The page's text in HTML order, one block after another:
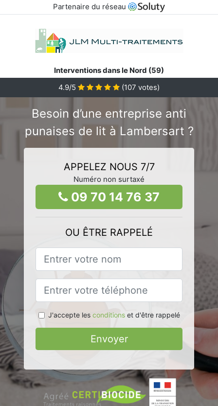
Partenaire du réseau
Interventions dans le Nord (59)
4.9/5
(107 votes)
Besoin d’une entreprise anti
punaises de lit à Lambersart ?
APPELEZ NOUS 7/7
Numéro non surtaxé
09 70 14 76 37
OU ÊTRE RAPPELÉ
J'accepte les conditionset d'être rappelé
Envoyer